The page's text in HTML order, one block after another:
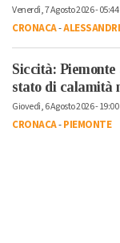
Venerdì, 7 Agosto 2026 - 05:44
CRONACA-
Siccità:
stato di calamità
Giovedì, 6 Agosto 2026 - 19:00
CRONACA-PIEMONTE